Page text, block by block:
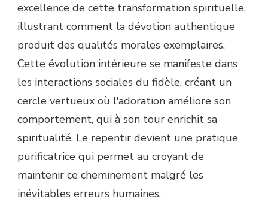
excellence de cette transformation spirituelle,
illustrant comment la dévotion authentique
produit des qualités morales exemplaires.
Cette évolution intérieure se manifeste dans
les interactions sociales du fidèle, créant un
cercle vertueux où l'adoration améliore son
comportement, qui à son tour enrichit sa
spiritualité. Le repentir devient une pratique
purificatrice qui permet au croyant de
maintenir ce cheminement malgré les
inévitables erreurs humaines.